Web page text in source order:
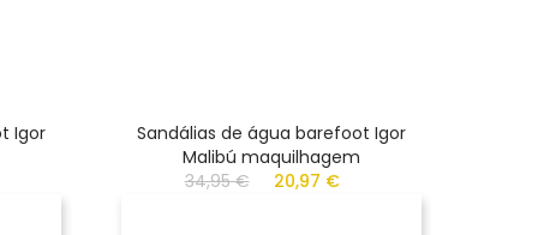
Igor
Sandálias de água barefoot Igor
Malibú maquilhagem
34,95 €
20,97 €